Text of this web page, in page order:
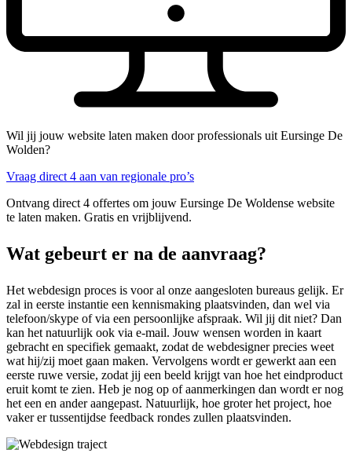
Wil jij jouw website laten maken door professionals uit Eursinge De
Wolden?
Vraag direct 4 aan van regionale pro’s
Ontvang direct 4 offertes om jouw Eursinge De Woldense website
te laten maken. Gratis en vrijblijvend.
Wat gebeurt er na de aanvraag?
Het webdesign proces is voor al onze aangesloten bureaus gelijk. Er
zal in eerste instantie een kennismaking plaatsvinden, dan wel via
telefoon/skype of via een persoonlijke afspraak. Wil jij dit niet? Dan
kan het natuurlijk ook via e-mail. Jouw wensen worden in kaart
gebracht en specifiek gemaakt, zodat de webdesigner precies weet
wat hij/zij moet gaan maken. Vervolgens wordt er gewerkt aan een
eerste ruwe versie, zodat jij een beeld krijgt van hoe het eindproduct
eruit komt te zien. Heb je nog op of aanmerkingen dan wordt er nog
het een en ander aangepast. Natuurlijk, hoe groter het project, hoe
vaker er tussentijdse feedback rondes zullen plaatsvinden.